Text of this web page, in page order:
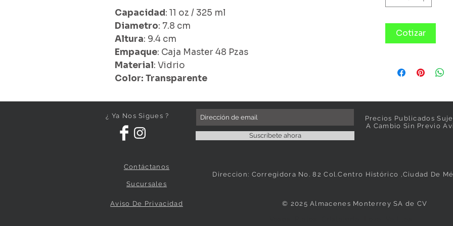
Capacidad: 11 oz / 325 ml
Diametro: 7.8 cm
Altura: 9.4 cm
Empaque: Caja Master 48 Pzas
Material: Vidrio
Color: Transparente
Cotizar
¿ Ya Nos Sigues ?
Suscríbete ahora
Precios Publicados
A Cambio Sin Previo
Contáctanos
Direccion: Corregidora No. 82 Col.Centro Histórico ,Ciudad De
Sucursales
Aviso De Privacidad © 2025 Almacenes Monterrey SA de CV